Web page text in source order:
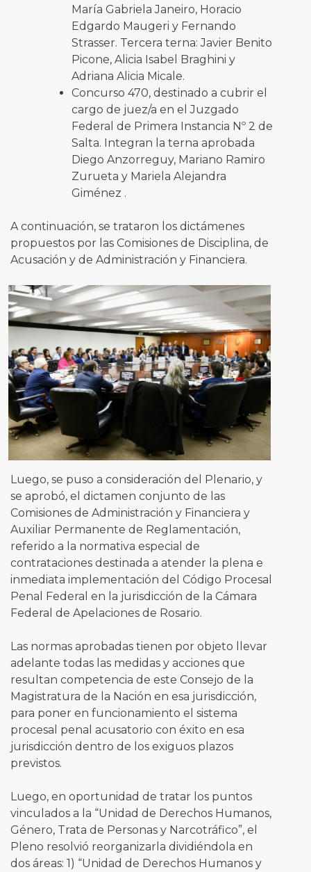
María Gabriela Janeiro, Horacio
Edgardo Maugeri y Fernando
Strasser. Tercera terna: Javier Benito
Picone, Alicia Isabel Braghini y
Adriana Alicia Micale.
Concurso 470, destinado a cubrir el
cargo de juez/a en el Juzgado
Federal de Primera Instancia Nº 2 de
Salta. Integran la terna aprobada
Diego Anzorreguy, Mariano Ramiro
Zurueta y Mariela Alejandra
Giménez .
A continuación, se trataron los dictámenes
propuestos por las Comisiones de Disciplina, de
Acusación y de Administración y Financiera.
Luego, se puso a consideración del Plenario, y
se aprobó, el dictamen conjunto de las
Comisiones de Administración y Financiera y
Auxiliar Permanente de Reglamentación,
referido a la normativa especial de
contrataciones destinada a atender la plena e
inmediata implementación del Código Procesal
Penal Federal en la jurisdicción de la Cámara
Federal de Apelaciones de Rosario.
Las normas aprobadas tienen por objeto llevar
adelante todas las medidas y acciones que
resultan competencia de este Consejo de la
Magistratura de la Nación en esa jurisdicción,
para poner en funcionamiento el sistema
procesal penal acusatorio con éxito en esa
jurisdicción dentro de los exiguos plazos
previstos.
Luego, en oportunidad de tratar los puntos
vinculados a la “Unidad de Derechos Humanos,
Género, Trata de Personas y Narcotráfico”, el
Pleno resolvió reorganizarla dividiéndola en
dos áreas: 1) “Unidad de Derechos Humanos y